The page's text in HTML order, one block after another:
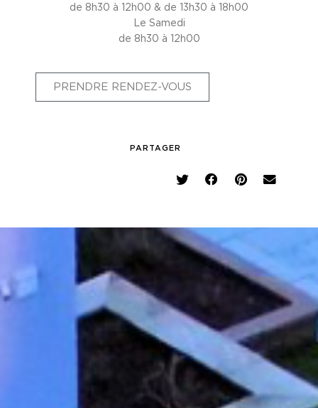
de 8h30 à 12h00 & de 13h30 à 18h00
Le Samedi
de 8h30 à 12h00
PRENDRE RENDEZ-VOUS
PARTAGER